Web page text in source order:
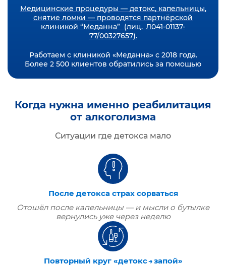
Медицинские процедуры — детокс, капельницы,
снятие ломки — проводятся партнёрской
клиникой “Меданна” (лиц. Л041-01137-
77/00327657).
Работаем с клиникой «Меданна» с 2018 года.
Более 2 500 клиентов обратились за помощью
Когда нужна именно реабилитация
от алкоголизма
Ситуации где детокса мало
После детокса страх сорваться
Отошёл после капельницы — и мысли о бутылке
вернулись уже через неделю
Повторный круг «детокс → запой»